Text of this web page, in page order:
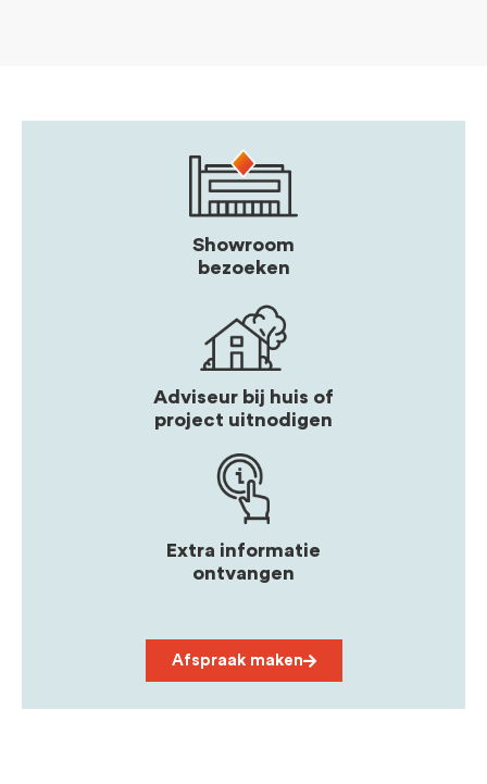
Showroom
bezoeken
Adviseur bij huis of
project uitnodigen
Extra informatie
ontvangen
Afspraak maken